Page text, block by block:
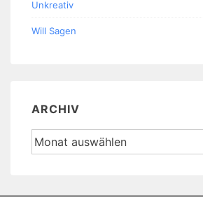
Unkreativ
Will Sagen
ARCHIV
Archiv